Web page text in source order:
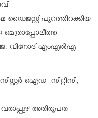
ഡൈജസ്റ്റ് പുറത്തിറക്കിയ
വിനോദ് എംഎൽഎ –
ഐഡ സിറ്റിസി,
വരാപ്പുഴ അതിരൂപത